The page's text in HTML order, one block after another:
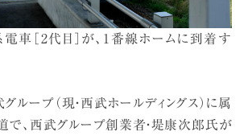
車［2代目］が、1番線ホームに到着す
ループ（現・西武ホールディングス）に属
で、西武グループ創業者・堤康次郎氏が